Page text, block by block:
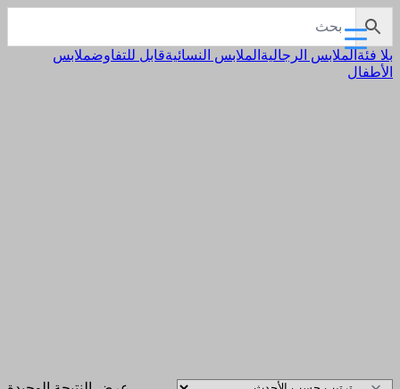
بلا فئة الملابس الرجالية الملابس النسائيةقابل للتفاوضملابس
الأطفال